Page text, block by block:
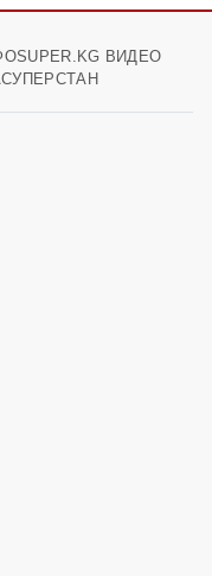
SUPER.KG ВИДЕО
СУПЕРСТАН